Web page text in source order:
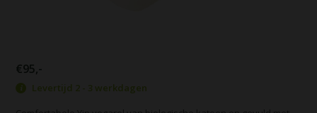
€95,-
Levertijd 2 - 3 werkdagen